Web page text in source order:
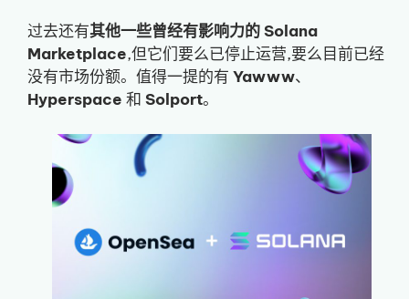
过去还有其他一些曾经有影响力的 Solana
Marketplace,但它们要么已停止运营,要么目前已经
没有市场份额。值得一提的有 Yawww、
Hyperspace 和 Solport。